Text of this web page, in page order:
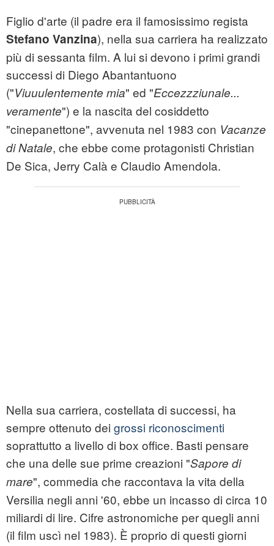
Figlio d'arte (il padre era il famosissimo regista
Stefano Vanzina), nella sua carriera ha realizzato
più di sessanta film. A lui si devono i primi grandi
successi di Diego Abantantuono
("Viuuulentemente mia" ed "Eccezzziunale...
veramente") e la nascita del cosiddetto
"cinepanettone", avvenuta nel 1983 con Vacanze
di Natale, che ebbe come protagonisti Christian
De Sica, Jerry Calà e Claudio Amendola.
Nella sua carriera, costellata di successi, ha
sempre ottenuto dei grossi riconoscimenti
soprattutto a livello di box office. Basti pensare
che una delle sue prime creazioni "Sapore di
mare", commedia che raccontava la vita della
Versilia negli anni '60, ebbe un incasso di circa 10
miliardi di lire. Cifre astronomiche per quegli anni
(il film uscì nel 1983). È proprio di questi giorni